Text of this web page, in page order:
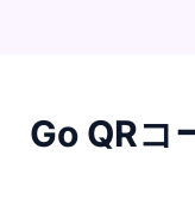
Go QRコ